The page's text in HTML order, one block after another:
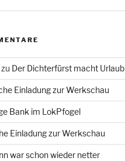
Der Dichterfürst macht Urlaub
Einladung zur Werkschau
Bank im LokPfogel
Einladung zur Werkschau
war schon wieder netter